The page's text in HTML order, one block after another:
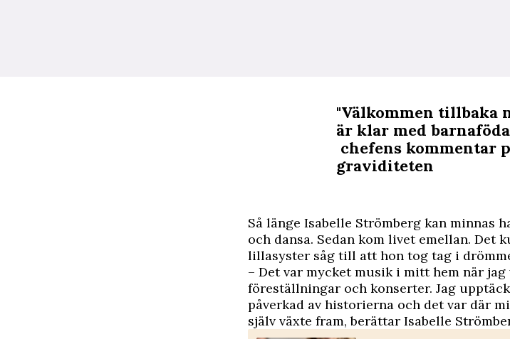
"Välkommen tillbaka
är klar med
chefens kommentar
graviditeten
Så länge Isabelle Strömberg kan minnas
och dansa. Sedan kom livet emellan. Det
lillasyster såg till att hon tog tag i
– Det var mycket musik i mitt hem när
föreställningar och konserter. Jag
påverkad av historierna och det var där
själv växte fram, berättar Isabelle